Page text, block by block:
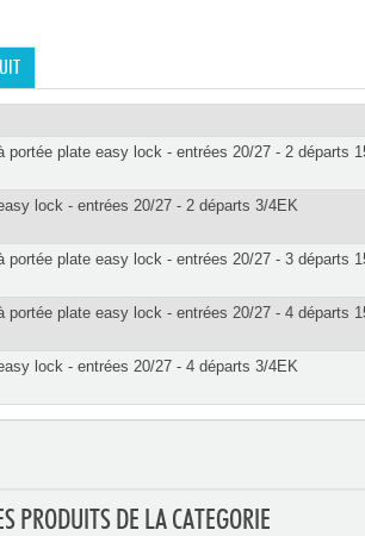
portée plate easy lock - entrées 20/27 - 2 départs
lock - entrées 20/27 - 2 départs 3/4EK
portée plate easy lock - entrées 20/27 - 3 départs
portée plate easy lock - entrées 20/27 - 4 départs
lock - entrées 20/27 - 4 départs 3/4EK
PRODUITS DE LA CATEGORIE